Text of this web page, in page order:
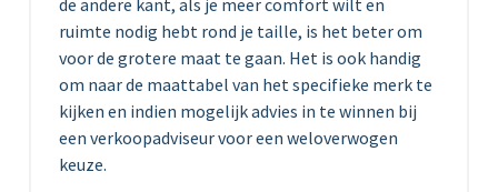
de andere kant, als je meer comfort wilt en
ruimte nodig hebt rond je taille, is het beter om
voor de grotere maat te gaan. Het is ook handig
om naar de maattabel van het specifieke merk te
kijken en indien mogelijk advies in te winnen bij
een verkoopadviseur voor een weloverwogen
keuze.